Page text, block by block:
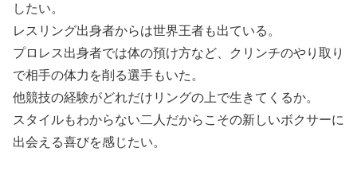
したい。
レスリング出身者からは世界王者も出ている。
プロレス出身者では体の預け方など、クリンチのやり取り
で相手の体力を削る選手もいた。
他競技の経験がどれだけリングの上で生きてくるか。
スタイルもわからない二人だからこその新しいボクサーに
出会える喜びを感じたい。